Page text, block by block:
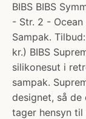
BIBS BIBS
- Str. 2 - Ocean
Sampak.
kr.) BIBS
silikonesut i
sampak.
designet, så
tager hensyn